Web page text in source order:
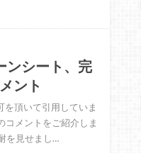
ンシート、完
ント
を頂いて引用していま
コメントをご紹介しま
を見せまし…